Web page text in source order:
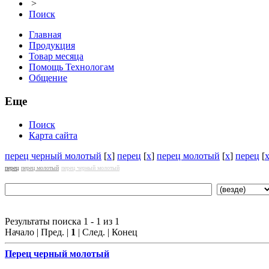
>
Поиск
Главная
Продукция
Товар месяца
Помощь Технологам
Общение
Еще
Поиск
Карта сайта
перец черный молотый [x] перец [x] перец молотый [x] перец [x
перец перец молотый перец черный молотый
Результаты поиска 1 - 1 из 1
Начало | Пред. | 1 | След. | Конец
Перец черный молотый